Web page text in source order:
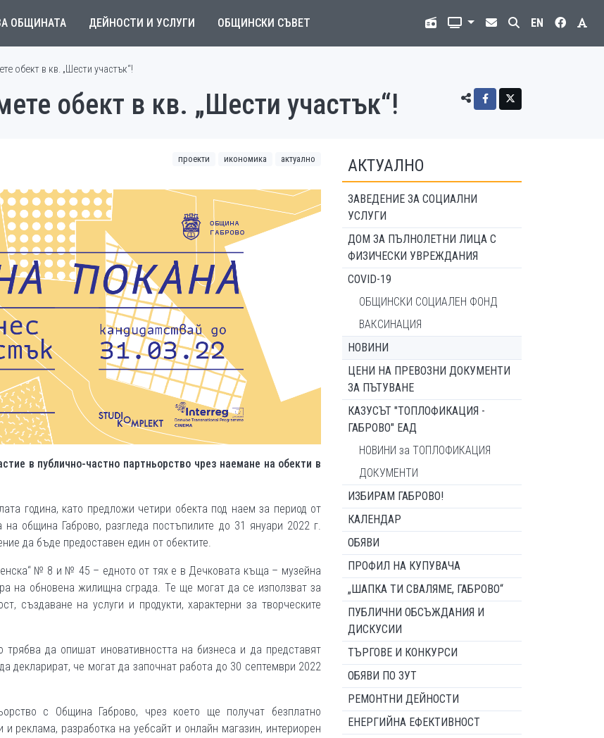
ОБЩИНАТА ДЕЙНОСТИ И УСЛУГИ ОБЩИНСКИ СЪВЕТ EN
обект в кв. „Шести участък“!
обект в кв. „Шести участък“!
проекти икономика актуално
в публично-частно партньорство чрез наемане на обекти в
година, като предложи четири обекта под наем за период от
община Габрово, разгледа постъпилите до 31 януари 2022 г.
да бъде предоставен един от обектите.
№ 8 и № 45 – едното от тях е в Дечковата къща – музейна
на обновена жилищна сграда. Те ще могат да се използват за
създаване на услуги и продукти, характерни за творческите
да опишат иновативността на бизнеса и да представят
декларират, че могат да започнат работа до 30 септември 2022
с Община Габрово, чрез което ще получат безплатно
реклама, разработка на уебсайт и онлайн магазин, интериорен
АКТУАЛНО
ЗАВЕДЕНИЕ ЗА СОЦИАЛНИ
УСЛУГИ
ДОМ ЗА ПЪЛНОЛЕТНИ ЛИЦА С
ФИЗИЧЕСКИ УВРЕЖДАНИЯ
COVID-19
ОБЩИНСКИ СОЦИАЛЕН ФОНД
ВАКСИНАЦИЯ
НОВИНИ
ЦЕНИ НА ПРЕВОЗНИ ДОКУМЕНТИ
ЗА ПЪТУВАНЕ
КАЗУСЪТ "ТОПЛОФИКАЦИЯ -
ГАБРОВО" ЕАД
НОВИНИ за ТОПЛОФИКАЦИЯ
ДОКУМЕНТИ
ИЗБИРАМ ГАБРОВО!
КАЛЕНДАР
ОБЯВИ
ПРОФИЛ НА КУПУВАЧА
„ШАПКА ТИ СВАЛЯМЕ, ГАБРОВО“
ПУБЛИЧНИ ОБСЪЖДАНИЯ И
ДИСКУСИИ
ТЪРГОВЕ И КОНКУРСИ
ОБЯВИ ПО ЗУТ
РЕМОНТНИ ДЕЙНОСТИ
ЕНЕРГИЙНА ЕФЕКТИВНОСТ